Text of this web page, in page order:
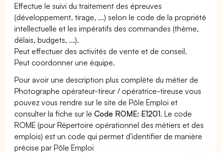
Effectue le suivi du traitement des épreuves
(développement, tirage, ...) selon le code de la propriété
intellectuelle et les impératifs des commandes (thème,
délais, budgets, ...).
Peut effectuer des activités de vente et de conseil.
Peut coordonner une équipe.
Pour avoir une description plus complète du métier de
Photographe opérateur-tireur / opératrice-tireuse vous
pouvez vous rendre sur le site de Pôle Emploi et
consulter la fiche sur leCode ROME: E1201. Le code
ROME (pour Répertoire opérationnel des métiers et des
emplois) est un code qui permet d'identifier de manière
précise par Pôle Emploi